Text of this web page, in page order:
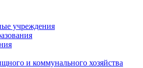
учреждения
и коммунального хозяйства